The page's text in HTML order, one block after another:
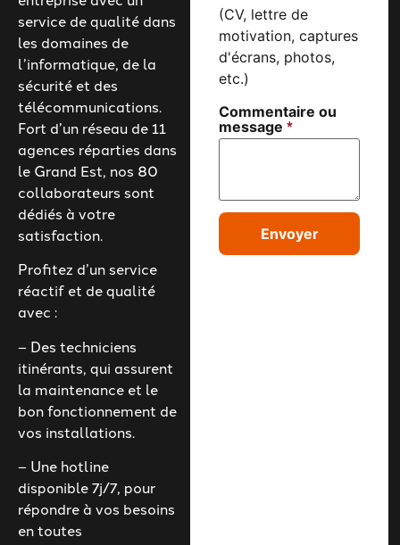
service de qualité dans
les domaines de
l’informatique, de la
sécurité et des
télécommunications.
Fort d’un réseau de 11
agences réparties dans
le Grand Est, nos 80
collaborateurs sont
dédiés à votre
satisfaction.
Profitez d’un service
réactif et de qualité
avec :
– Des techniciens
itinérants, qui assurent
la maintenance et le
bon fonctionnement de
vos installations.
– Une hotline
disponible 7j/7, pour
répondre à vos besoins
en toutes
(CV, lettre de
motivation, captures
d'écrans, photos,
etc.)
Commentaire ou
message*
Envoyer